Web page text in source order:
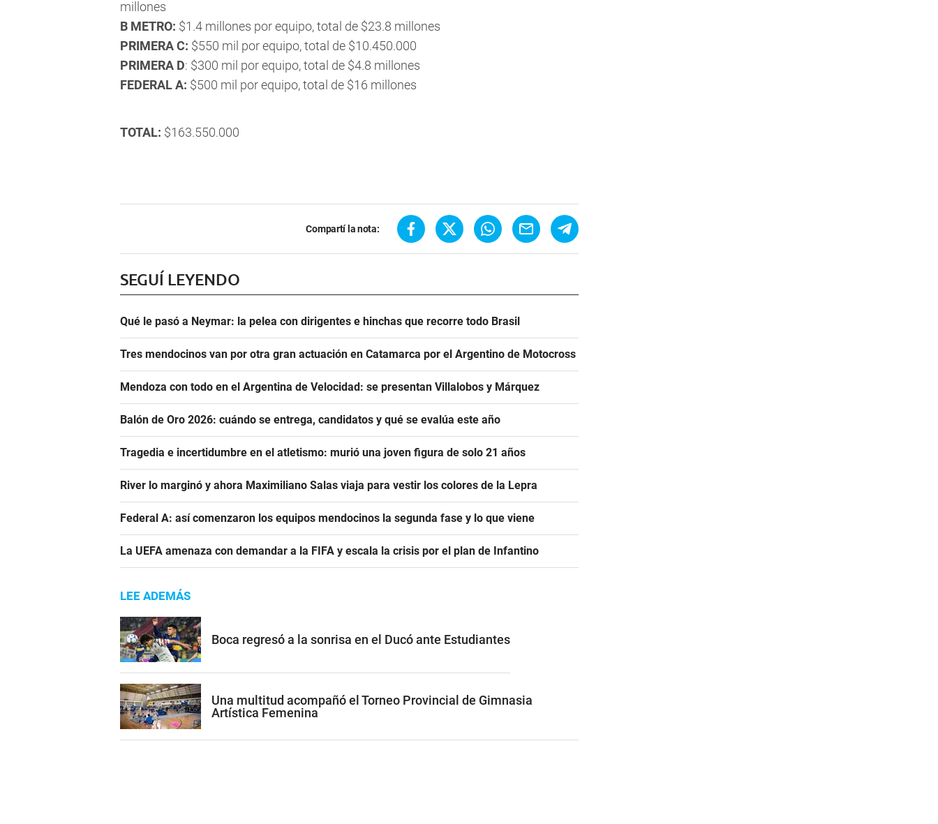
millones
B METRO: $1.4 millones por equipo, total de $23.8 millones
PRIMERA C: $550 mil por equipo, total de $10.450.000
PRIMERA D: $300 mil por equipo, total de $4.8 millones
FEDERAL A: $500 mil por equipo, total de $16 millones
TOTAL: $163.550.000
Compartí la nota:
SEGUÍ LEYENDO
Qué le pasó a Neymar: la pelea con dirigentes e hinchas que recorre todo Brasil
Tres mendocinos van por otra gran actuación en Catamarca por el Argentino de Motocross
Mendoza con todo en el Argentina de Velocidad: se presentan Villalobos y Márquez
Balón de Oro 2026: cuándo se entrega, candidatos y qué se evalúa este año
Tragedia e incertidumbre en el atletismo: murió una joven figura de solo 21 años
River lo marginó y ahora Maximiliano Salas viaja para vestir los colores de la Lepra
Federal A: así comenzaron los equipos mendocinos la segunda fase y lo que viene
La UEFA amenaza con demandar a la FIFA y escala la crisis por el plan de Infantino
LEE ADEMÁS
Boca regresó a la sonrisa en el Ducó ante Estudiantes
Una multitud acompañó el Torneo Provincial de Gimnasia
Artística Femenina